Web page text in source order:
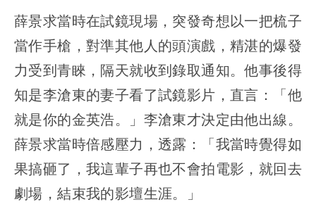
薛景求當時在試鏡現場，突發奇想以一把梳子
當作手槍，對準其他人的頭演戲，精湛的爆發
力受到青睞，隔天就收到錄取通知。他事後得
知是李滄東的妻子看了試鏡影片，直言：「他
就是你的金英浩。」李滄東才決定由他出線。
薛景求當時倍感壓力，透露：「我當時覺得如
果搞砸了，我這輩子再也不會拍電影，就回去
劇場，結束我的影壇生涯。」